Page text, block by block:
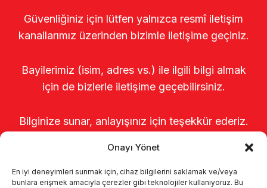
Onayı Yönet
En iyi deneyimleri sunmak için, cihaz bilgilerini saklamak ve/veya
bunlara erişmek amacıyla çerezler gibi teknolojiler kullanıyoruz. Bu
Güvenliğiniz için lütfen yalnızca resmî iletişim
kanallarımız üzerinden bizimle iletişime geçiniz.
Bayilerimiz (isim, adres vs.) ile ilgili bilgi almak
için de bizlerle iletişime geçebilirsiniz.
Bilginize sunar, anlayışınız için teşekkür ederiz.